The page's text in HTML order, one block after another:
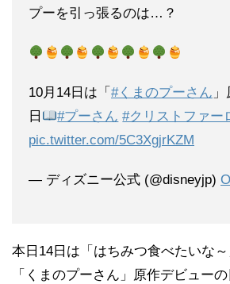
プーを引っ張るのは…？
10月14日は「 #くまのプーさん
日
#プーさん #クリストファー
pic.twitter.com/5C3XgjrKZM
— ディズニー公式 (@disneyjp)
本日14日は「はちみつ食べたいな～
「くまのプーさん」原作デビューの